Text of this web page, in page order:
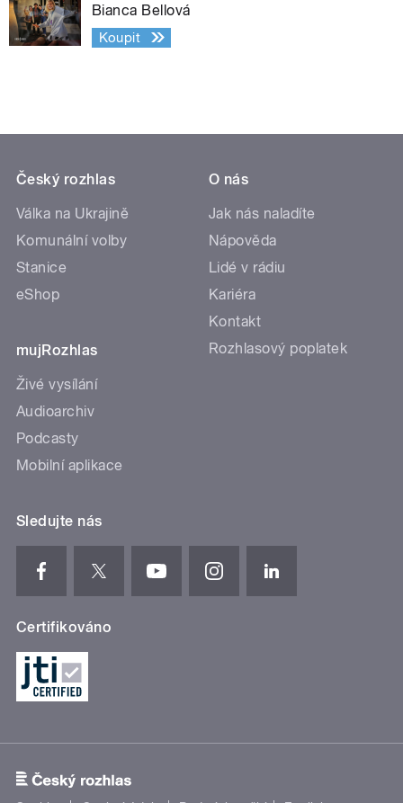
Bianca Bellová
Koupit
Český rozhlas
Válka na Ukrajině
Komunální volby
Stanice
eShop
mujRozhlas
Živé vysílání
Audioarchiv
Podcasty
Mobilní aplikace
O nás
Jak nás naladíte
Nápověda
Lidé v rádiu
Kariéra
Kontakt
Rozhlasový poplatek
Sledujte nás
Certifikováno